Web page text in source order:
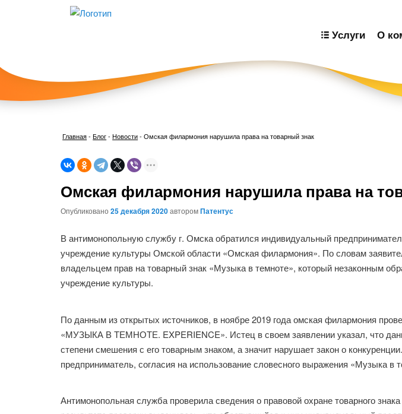
Услуги О
Главная-Блог- Новости- Омская филармония нарушила права на товарный знак
Омская филармония нарушила права на
Опубликовано25 декабря 2020авторомПатентус
В антимонопольную службу г. Омска обратился индивидуальный
учреждение культуры Омской области «Омская филармония». По словам
владельцем прав на товарный знак «Музыка в темноте», который незаконным
учреждение культуры.
По данным из открытых источников, в ноябре 2019 года омская филармония
«МУЗЫКА В ТЕМНОТЕ. EXPERIENCE». Истец в своем заявлении указал, что
степени смешения с его товарным знаком, а значит нарушает закон о
предприниматель, согласия на использование словесного выражения «Музыка в
Антимонопольная служба проверила сведения о правовой охране товарного